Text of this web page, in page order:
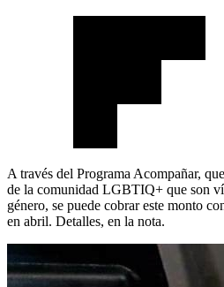
A través del Programa Acompañar,
de la comunidad LGBTIQ+ que son
género, se puede cobrar este monto
en abril. Detalles, en la nota.